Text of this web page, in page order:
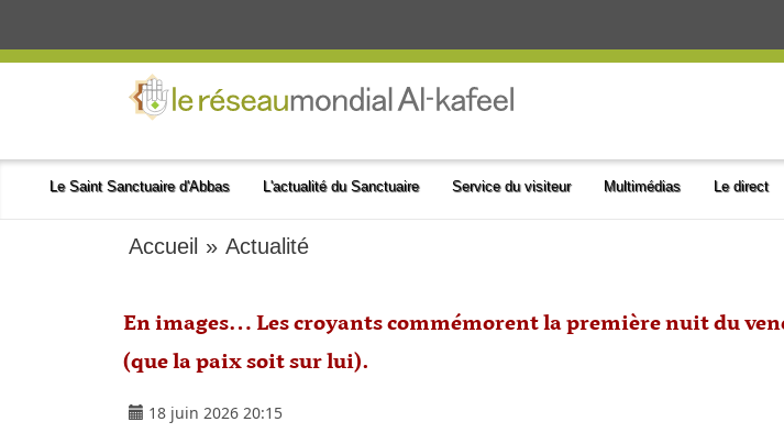
Le Saint Sanctuaire d'Abbas L'actualité du Sanctuaire Service du visiteur Multimédias Le direct
Accueil »Actualité
En images… Les croyants commémorent la première nuit du
(que la paix soit sur lui).
18 juin 2026 20:15